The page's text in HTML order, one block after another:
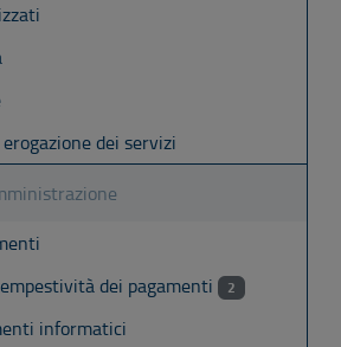
dei servizi
dei pagamenti
2
informatici